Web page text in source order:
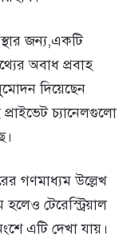
জন্য,একটি
অবাধ প্রবাহ
দিয়েছেন
প্রাইভেট চ্যানেলগুলো
গণমাধ্যম উল্লেখ
হলেও টেরেস্ট্রিয়াল
এটি দেখা যায়।